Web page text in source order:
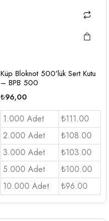
Küp Bloknot 500’lük Sert Kutu
– BPB 500
₺96,00
1.000 Adet
₺111.00
2.000 Adet
₺108.00
3.000 Adet
₺103.00
5.000 Adet
₺100.00
10.000 Adet
₺96.00